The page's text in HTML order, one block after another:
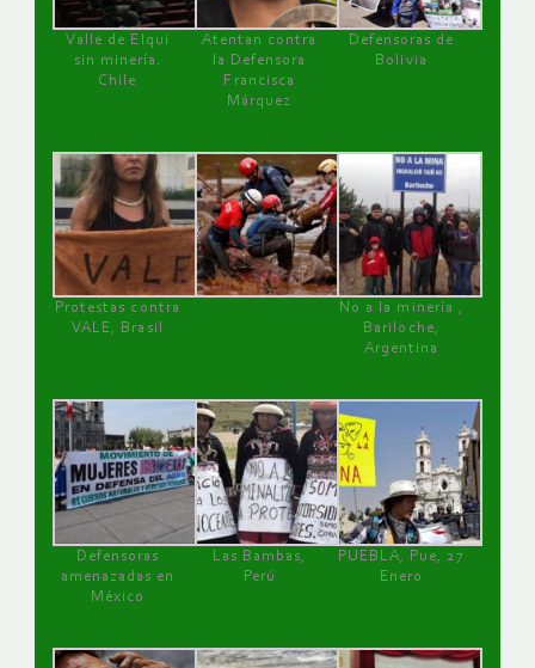
Valle de Elqui
sin minería.
Chile
Atentan contra
la Defensora
Francisca
Márquez
Defensoras de
Bolivia
Protestas contra
VALE, Brasil
No a la minería ,
Bariloche,
Argentina
Defensoras
amenazadas en
México
Las Bambas,
Perú
PUEBLA, Pue, 27
Enero